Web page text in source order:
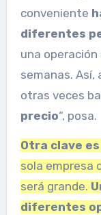
conveniente
diferentes
una
semanas. Así,
otras veces
precio“, posa.
Otra clave
sola empresa
será grande.
diferentes